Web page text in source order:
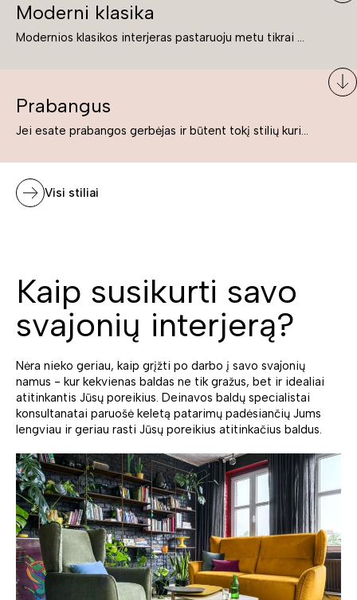
Moderni klasika
Modernios klasikos interjeras pastaruoju metu tikrai yra „ant bangos“. Tie, kurie nenori pernelyg nutolti nuo klasikos, bet drauge žavisi šiuolaikiškais sprendimais, su malonumu savo namuose kuria klasikos ir modernaus interjero tandemą – elegantišką, subtilų ir žavingą.
Prabangus
Jei esate prabangos gerbėjas ir būtent tokį stilių kuriate savo namuose ar biure, tuomet solidūs, prabangūs baldai nepriekaištingai įsilies į Jūsų kuriamą interjerą.
Visi stiliai
Kaip susikurti savo
svajonių interjerą?
Nėra nieko geriau, kaip grįžti po darbo į savo svajonių
namus - kur kekvienas baldas ne tik gražus, bet ir idealiai
atitinkantis Jūsų poreikius. Deinavos baldų specialistai
konsultanatai paruošė keletą patarimų padėsiančių Jums
lengviau ir geriau rasti Jūsų poreikius atitinkačius baldus.